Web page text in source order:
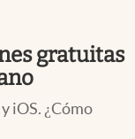
gratuitas
iOS. ¿Cómo